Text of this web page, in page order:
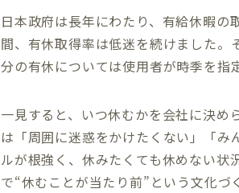
日本政府は長年にわたり、有給休暇
間、有休取得率は低迷を続けました
分の有休については使用者が時季を指
一見すると、いつ休むかを会社に決め
は「周囲に迷惑をかけたくない」「み
ルが根強く、休みたくても休めない状
で“休むことが当たり前”という文化づ